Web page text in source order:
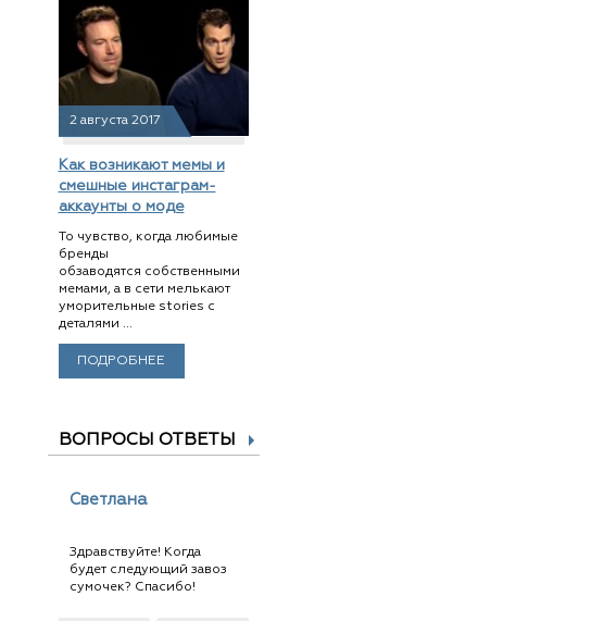
2 августа 2017
Как возникают мемы и
смешные инстаграм-
аккаунты о моде
То чувство, когда любимые
бренды
обзаводятся собственными
мемами, а в сети мелькают
уморительные stories с
деталями ...
ПОДРОБНЕЕ
ВОПРОСЫ ОТВЕТЫ
Светлана
Здравствуйте! Когда
будет следующий завоз
сумочек? Спасибо!